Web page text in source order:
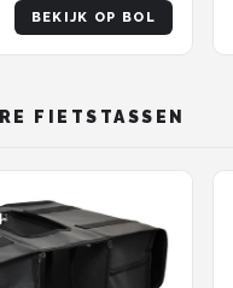
BEKIJK OP BOL
FIETSTASSEN